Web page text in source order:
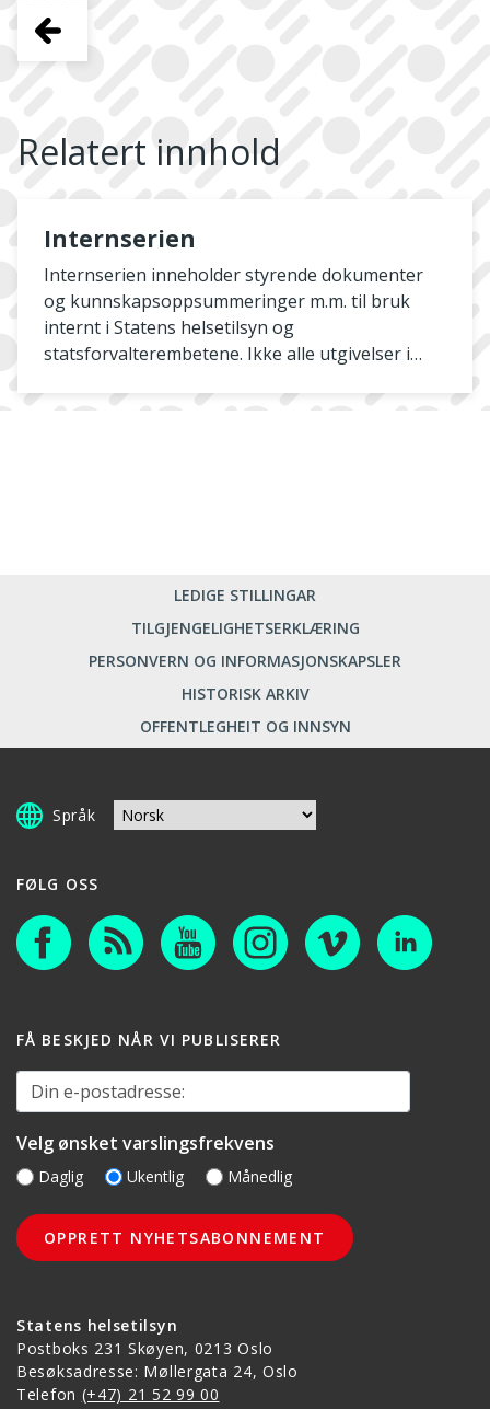
Relatert innhold
Internserien
Internserien inneholder styrende dokumenter
og kunnskapsoppsummeringer m.m. til bruk
internt i Statens helsetilsyn og
statsforvalterembetene. Ikke alle utgivelser i
LEDIGE STILLINGAR
TILGJENGELIGHETSERKLÆRING
PERSONVERN OG INFORMASJONSKAPSLER
HISTORISK ARKIV
OFFENTLEGHEIT OG INNSYN
Språk
Statens helsetilsyn
Postboks 231 Skøyen, 0213 Oslo
Besøksadresse: Møllergata 24, Oslo
Telefon (+47) 21 52 99 00
FØLG OSS
FÅ BESKJED NÅR VI PUBLISERER
Din e-postadresse:
Velg ønsket varslingsfrekvens
Daglig Ukentlig Månedlig